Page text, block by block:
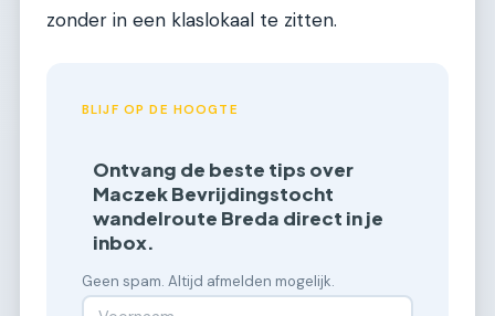
zonder in een klaslokaal te zitten.
BLIJF OP DE HOOGTE
Ontvang de beste tips over
Maczek Bevrijdingstocht
wandelroute Breda direct in je
inbox.
Geen spam. Altijd afmelden mogelijk.